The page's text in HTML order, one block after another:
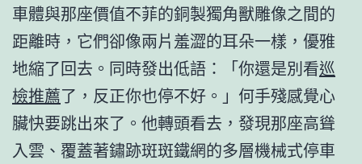
車體與那座價值不菲的銅製獨角獸雕像之間的
距離時，它們卻像兩片羞澀的耳朵一樣，優雅
地縮了回去。同時發出低語：「你還是別看巡
檢推薦了，反正你也停不好。」何手殘感覺心
臟快要跳出來了。他轉頭看去，發現那座高聳
入雲、覆蓋著鏽跡斑斑鐵網的多層機械式停車